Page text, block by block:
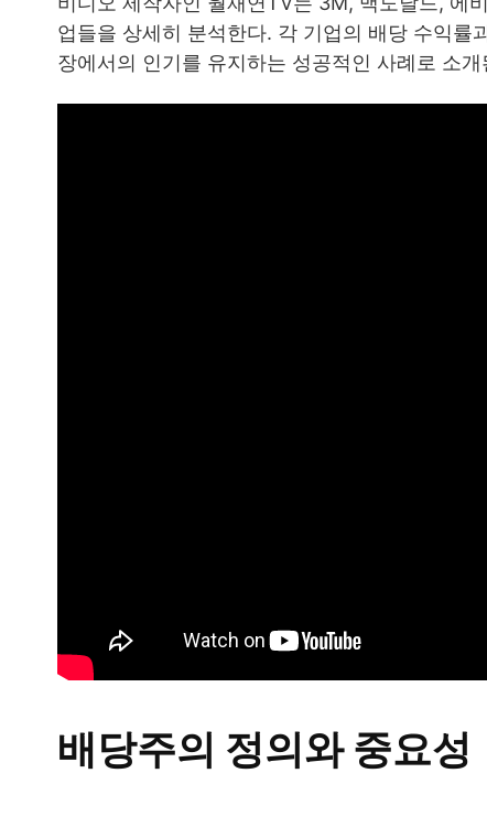
업들을 상세히 분석한다. 각 기업의 배당 수익률
장에서의 인기를 유지하는 성공적인 사례로 소개
배당주의 정의와 중요성